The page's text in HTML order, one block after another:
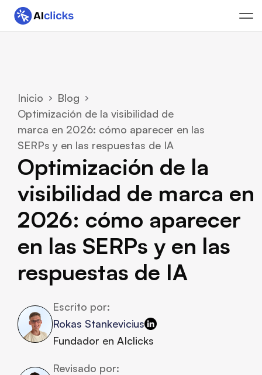
Inicio
Blog
Optimización de la visibilidad de
marca en 2026: cómo aparecer en las
SERPs y en las respuestas de IA
Optimización de la
visibilidad de marca en
2026: cómo aparecer
en las SERPs y en las
respuestas de IA
Escrito por:
Rokas Stankevicius
Fundador en AIclicks
Revisado por: